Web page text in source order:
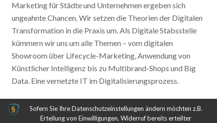
Marketing für Städte und Unternehmen ergeben sich
ungeahnte Chancen. Wir setzen die Theorien der Digitalen
Transformation in die Praxis um. Als Digitale Stabsstelle
kümmern wir uns um alle Themen – vom digitalen
Showroom über Lifecycle-Marketing, Anwendung von
Künstlicher Intelligenz bis zu Multibrand-Shops und Big
Data. Eine vernetzte IT im Digitalisierungsprozess.
Sofern Sie Ihre Datenschutzeinstellungen ändern möchten z.B.
Erteilung von Einwilligungen, Widerruf bereits erteilter